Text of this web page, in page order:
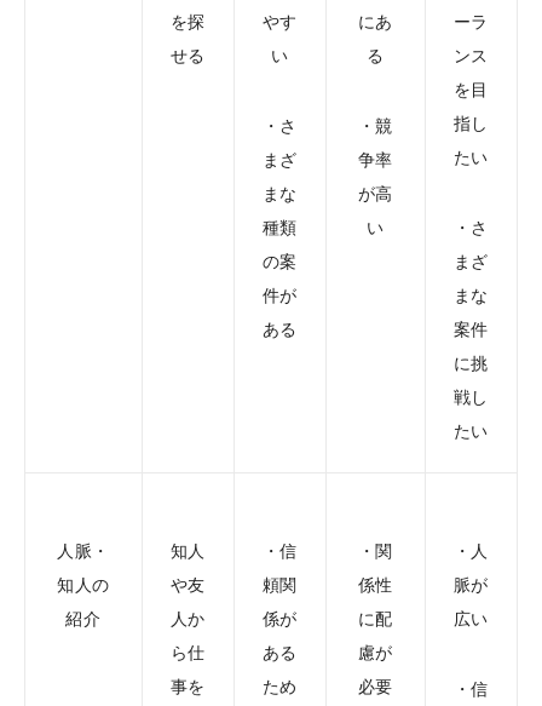
を探
せる
やす
い
・さ
まざ
まな
種類
の案
件が
ある
にあ
る
・競
争率
が高
い
ーラ
ンス
を目
指し
たい
・さ
まざ
まな
案件
に挑
戦し
たい
人脈・
知人の
紹介
知人
や友
人か
ら仕
事を
・信
頼関
係が
ある
ため
・関
係性
に配
慮が
必要
・人
脈が
広い
・信